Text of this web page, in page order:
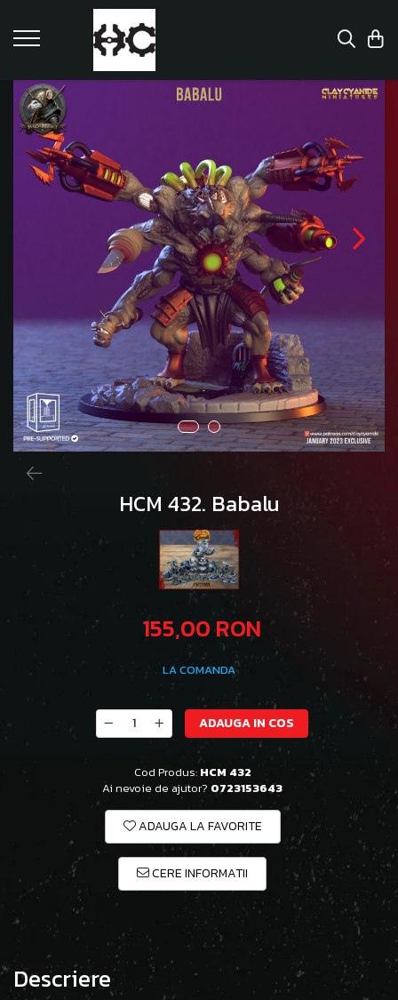
HCM 432. Babalu
155,00 RON
LA COMANDA
ADAUGA IN COS
Cod Produs: HCM 432
Ai nevoie de ajutor? 0723153643
ADAUGA LA FAVORITE
CERE INFORMATII
Descriere